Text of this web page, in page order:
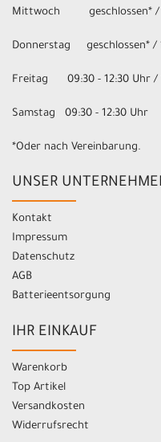
Mittwoch geschlossen* /
Donnerstag geschlossen* /
Freitag 09:30 - 12:30 Uhr /
Samstag 09:30 - 12:30 Uhr
*Oder nach Vereinbarung.
UNSER
Kontakt
Impressum
Datenschutz
AGB
Batterieentsorgung
IHR EINKAUF
Warenkorb
Top Artikel
Versandkosten
Widerrufsrecht